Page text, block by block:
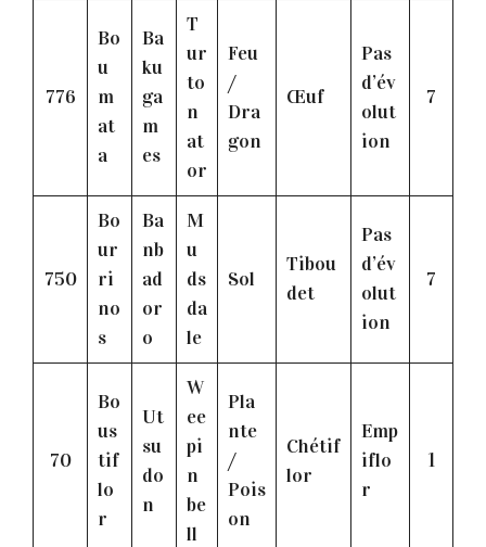
776
Bo
u
m
at
a
Ba
ku
ga
m
es
T
ur
to
n
at
or
Feu
/
Dra
gon
Œuf
Pas
d’év
olut
ion
7
750
Bo
ur
ri
no
s
Ba
nb
ad
or
o
M
u
ds
da
le
Sol
Tibou
det
Pas
d’év
olut
ion
7
70
Bo
us
tif
lo
r
Ut
su
do
n
W
ee
pi
n
be
ll
Pla
nte
/
Pois
on
Chétif
lor
Emp
iflo
r
1